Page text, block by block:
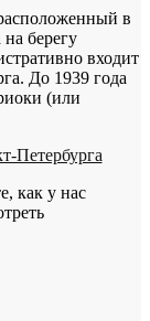
в
берегу
входит
До 1939 года
(или
как у нас